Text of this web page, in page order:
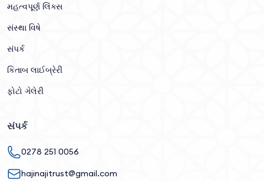
મહત્વપૂર્ણ લિંક્સ
સંસ્થા વિષે
સંપર્ક
કિતાબ લાઈબ્રેરી
ફોટો ગેલેરી
સંપર્ક
0278 251 0056
hajinajitrust@gmail.com